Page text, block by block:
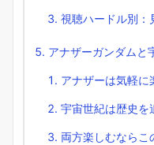
視聴ハードル別：
アナザーガンダムと
アナザーは気軽に
宇宙世紀は歴史を
両方楽しむならこ